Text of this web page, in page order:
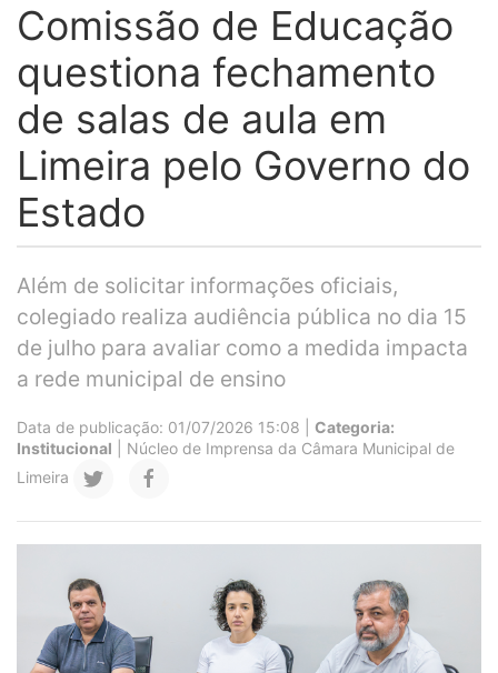
Comissão de Educação
questiona fechamento
de salas de aula em
Limeira pelo Governo do
Estado
Além de solicitar informações oficiais,
colegiado realiza audiência pública no dia 15
de julho para avaliar como a medida impacta
a rede municipal de ensino
Data de publicação: 01/07/2026 15:08 | Categoria:
Institucional | Núcleo de Imprensa da Câmara Municipal de
Limeira